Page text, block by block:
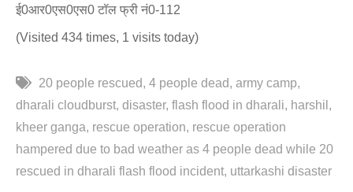
ई0आर0एस0एस0 टॉल फ्री नं0-112
(Visited 434 times, 1 visits today)
20 people rescued 4 people dead army camp
dharali cloudburst disaster flash flood in dharali
harshil
kheer ganga rescue operation rescue operation
hampered due to bad weather as 4 people dead while 20
rescued in dharali flash flood incident uttarkashi disaster